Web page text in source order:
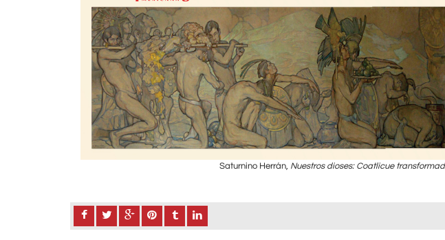
Saturnino Herrán, Nuestros dioses: Coatlicue